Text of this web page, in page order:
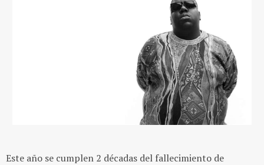
Este año se cumplen 2 décadas del fallecimiento de